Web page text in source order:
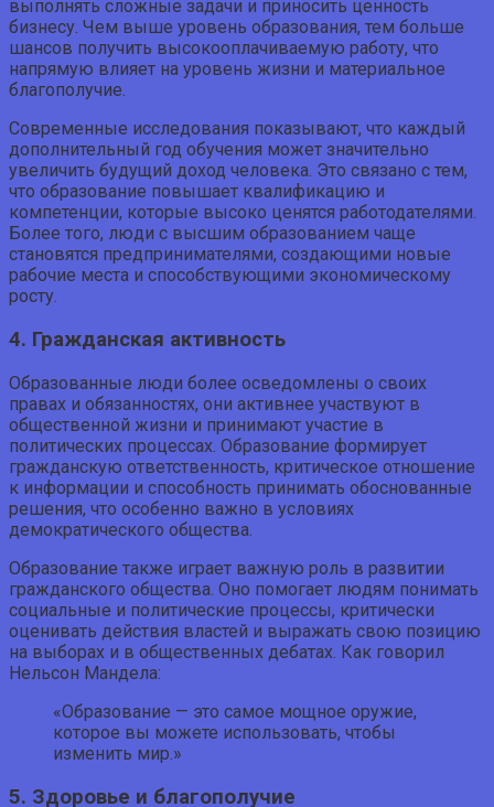
выполнять сложные задачи и приносить ценность
бизнесу. Чем выше уровень образования, тем больше
шансов получить высокооплачиваемую работу, что
напрямую влияет на уровень жизни и материальное
благополучие.
Современные исследования показывают, что каждый
дополнительный год обучения может значительно
увеличить будущий доход человека. Это связано с тем,
что образование повышает квалификацию и
компетенции, которые высоко ценятся работодателями.
Более того, люди с высшим образованием чаще
становятся предпринимателями, создающими новые
рабочие места и способствующими экономическому
росту.
4. Гражданская активность
Образованные люди более осведомлены о своих
правах и обязанностях, они активнее участвуют в
общественной жизни и принимают участие в
политических процессах. Образование формирует
гражданскую ответственность, критическое отношение
к информации и способность принимать обоснованные
решения, что особенно важно в условиях
демократического общества.
Образование также играет важную роль в развитии
гражданского общества. Оно помогает людям понимать
социальные и политические процессы, критически
оценивать действия властей и выражать свою позицию
на выборах и в общественных дебатах. Как говорил
Нельсон Мандела:
«Образование — это самое мощное оружие,
которое вы можете использовать, чтобы
изменить мир.»
5. Здоровье и благополучие